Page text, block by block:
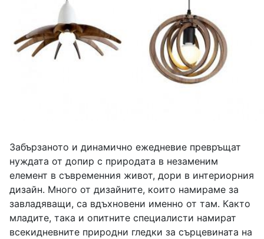
Забързаното и динамично ежедневие превръщат
нуждата от допир с природата в незаменим
елемент в съвременния живот, дори в интериорния
дизайн. Много от дизайните, които намираме за
завладяващи, са вдъхновени именно от там. Както
младите, така и опитните специалисти намират
всекидневните природни гледки за сърцевината на